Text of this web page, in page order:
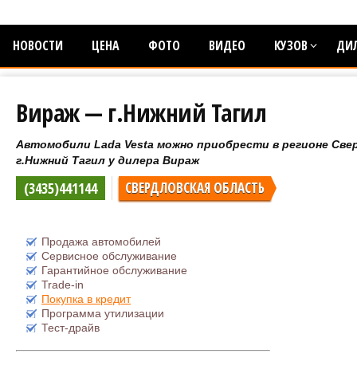
НОВОСТИ ЦЕНА ФОТО ВИДЕО КУЗОВ
Вираж — г.Нижний Тагил
Автомобили Lada Vesta можно приобрести в регионе
г.Нижний Тагил у дилера Вираж
(3435)441144 СВЕРДЛОВСКАЯ ОБЛАСТЬ
Продажа автомобилей
Сервисное обслуживание
Гарантийное обслуживание
Trade-in
Покупка в кредит
Программа утилизации
Тест-драйв